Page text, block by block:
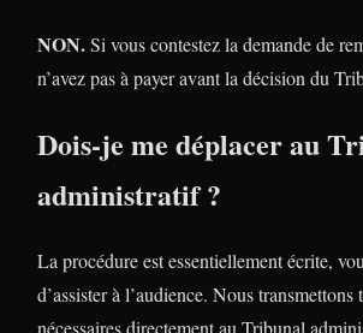
NON.Si vous contestez la demande de
n’avez pas à payer avant la décision du
Dois-je me déplacer au
administratif ?
La procédure est essentiellement écrite,
d’assister à l’audience. Nous
nécessaires directement au Tribunal